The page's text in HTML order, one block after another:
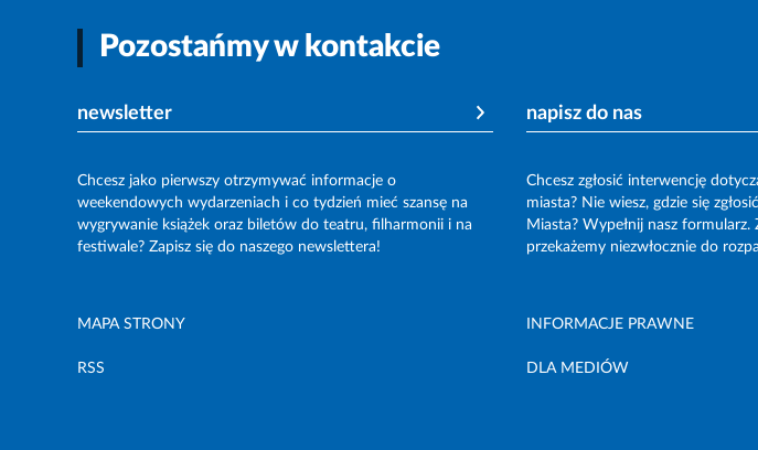
Pozostańmy w kontakcie
newsletter
Chcesz jako pierwszy otrzymywać informacje o
weekendowych wydarzeniach i co tydzień mieć szansę na
wygrywanie książek oraz biletów do teatru, filharmonii i na
festiwale? Zapisz się do naszego newslettera!
napisz do nas
Chcesz zgłosić interwencję
miasta? Nie wiesz, gdzie się
Miasta? Wypełnij nasz formularz.
przekażemy niezwłocznie do
MAPA STRONY INFORMACJE PRAWNE
RSS DLA MEDIÓW